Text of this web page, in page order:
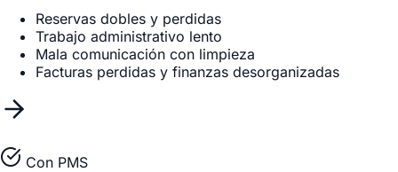
Reservas dobles y perdidas
Trabajo administrativo lento
Mala comunicación con limpieza
Facturas perdidas y finanzas desorganizadas
Con PMS